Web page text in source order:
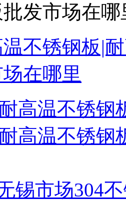
发市场在哪
不锈钢板|
在哪里
高温不锈钢
耐高温不锈钢
锡市场304